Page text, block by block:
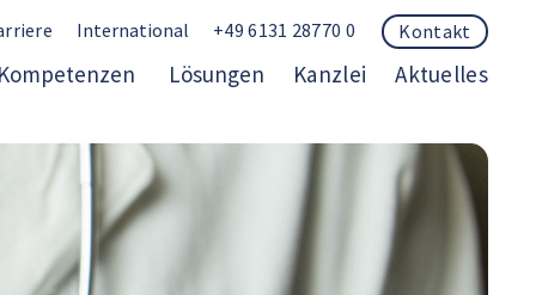
International +49 6131 28770 0 Kontakt
Lösungen Kanzlei Aktuelles